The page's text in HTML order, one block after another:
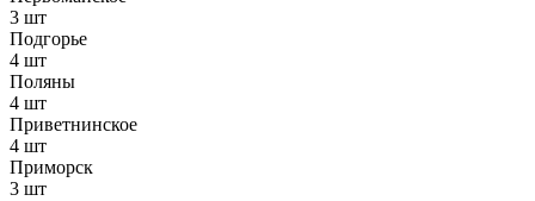
3 шт
Подгорье
4 шт
Поляны
4 шт
Приветнинское
4 шт
Приморск
3 шт